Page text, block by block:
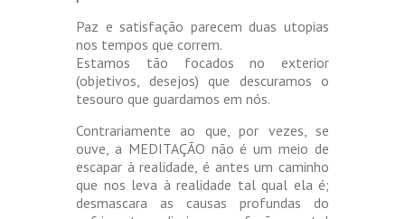
Paz e satisfação parecem duas utopias
nos tempos que correm.
Estamos tão focados no exterior
(objetivos, desejos) que descuramos o
tesouro que guardamos em nós.
Contrariamente ao que, por vezes, se
ouve, a MEDITAÇÃO não é um meio de
escapar à realidade, é antes um caminho
que nos leva à realidade tal qual ela é;
desmascara as causas profundas do